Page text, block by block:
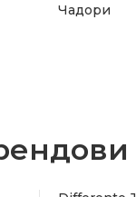
Чадори